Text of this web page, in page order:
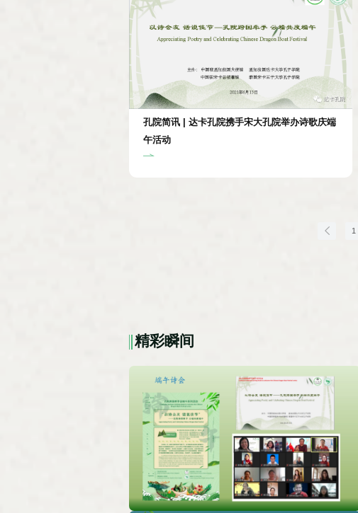
孔院简讯 | 达卡孔院携手宋大孔院举办诗歌庆端
午活动
1
精彩瞬间